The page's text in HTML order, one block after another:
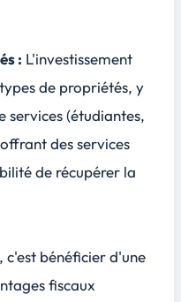
: L'investissement
de propriétés, y
services (étudiantes,
des services
de récupérer la
c'est bénéficier d'une
fiscaux